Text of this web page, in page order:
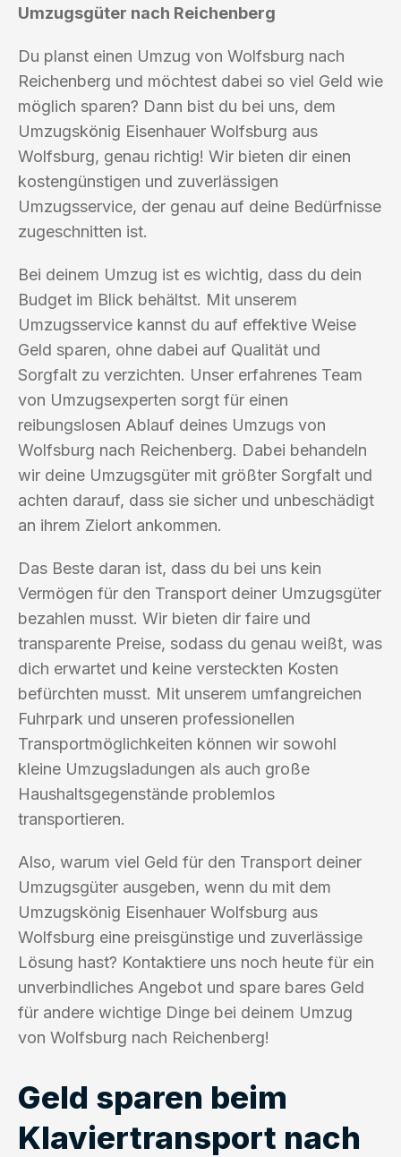
Umzugsgüter nach Reichenberg
Du planst einen Umzug von Wolfsburg nach
Reichenberg und möchtest dabei so viel Geld wie
möglich sparen? Dann bist du bei uns, dem
Umzugskönig Eisenhauer Wolfsburg aus
Wolfsburg, genau richtig! Wir bieten dir einen
kostengünstigen und zuverlässigen
Umzugsservice, der genau auf deine Bedürfnisse
zugeschnitten ist.
Bei deinem Umzug ist es wichtig, dass du dein
Budget im Blick behältst. Mit unserem
Umzugsservice kannst du auf effektive Weise
Geld sparen, ohne dabei auf Qualität und
Sorgfalt zu verzichten. Unser erfahrenes Team
von Umzugsexperten sorgt für einen
reibungslosen Ablauf deines Umzugs von
Wolfsburg nach Reichenberg. Dabei behandeln
wir deine Umzugsgüter mit größter Sorgfalt und
achten darauf, dass sie sicher und unbeschädigt
an ihrem Zielort ankommen.
Das Beste daran ist, dass du bei uns kein
Vermögen für den Transport deiner Umzugsgüter
bezahlen musst. Wir bieten dir faire und
transparente Preise, sodass du genau weißt, was
dich erwartet und keine versteckten Kosten
befürchten musst. Mit unserem umfangreichen
Fuhrpark und unseren professionellen
Transportmöglichkeiten können wir sowohl
kleine Umzugsladungen als auch große
Haushaltsgegenstände problemlos
transportieren.
Also, warum viel Geld für den Transport deiner
Umzugsgüter ausgeben, wenn du mit dem
Umzugskönig Eisenhauer Wolfsburg aus
Wolfsburg eine preisgünstige und zuverlässige
Lösung hast? Kontaktiere uns noch heute für ein
unverbindliches Angebot und spare bares Geld
für andere wichtige Dinge bei deinem Umzug
von Wolfsburg nach Reichenberg!
Geld sparen beim
Klaviertransport nach